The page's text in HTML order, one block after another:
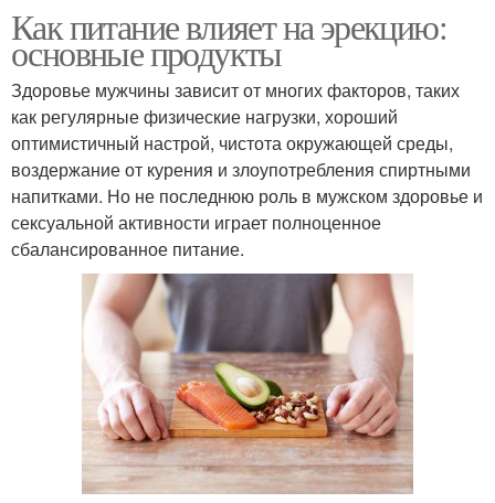
Как питание влияет на эрекцию:
основные продукты
Здоровье мужчины зависит от многих факторов, таких
как регулярные физические нагрузки, хороший
оптимистичный настрой, чистота окружающей среды,
воздержание от курения и злоупотребления спиртными
напитками. Но не последнюю роль в мужском здоровье и
сексуальной активности играет полноценное
сбалансированное питание.